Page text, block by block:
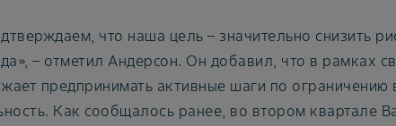
что наша цель – значительно снизить
– отметил Андерсон. Он добавил, что в рамках
предпринимать активные шаги по ограничению
Как сообщалось ранее, во втором квартале